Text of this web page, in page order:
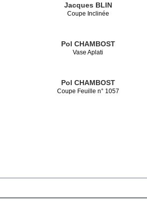
Jacques BLIN
Coupe Inclinée
Pol CHAMBOST
Vase Aplati
Pol CHAMBOST
Coupe Feuille n° 1057